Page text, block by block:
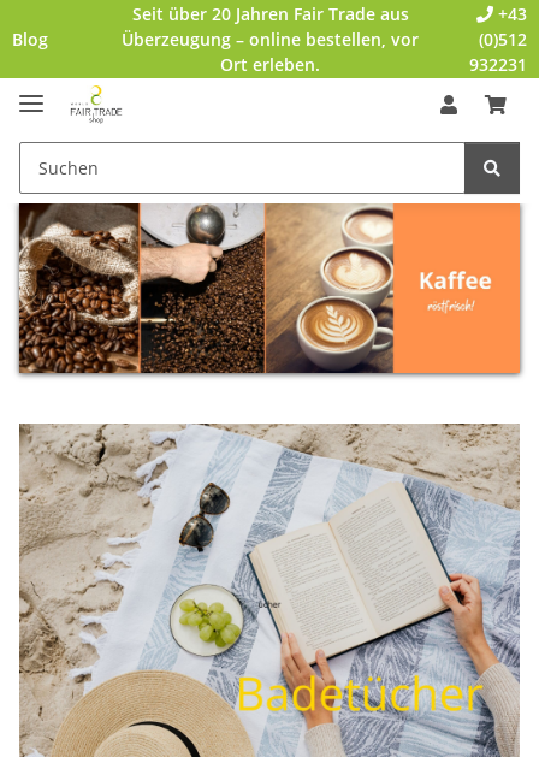
Blog
Seit über 20 Jahren Fair Trade aus
Überzeugung – online bestellen, vor
Ort erleben.
+43
(0)512
932231